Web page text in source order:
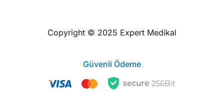
Copyright © 2025 Expert Medikal
Güvenli Ödeme